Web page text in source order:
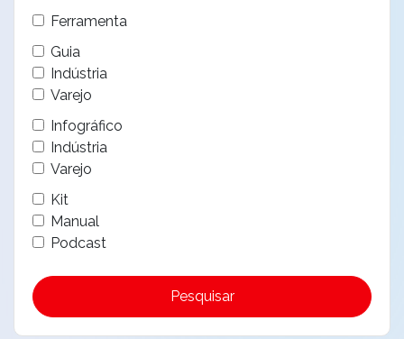
Ferramenta
Guia
Indústria
Varejo
Infográfico
Indústria
Varejo
Kit
Manual
Podcast
Pesquisar